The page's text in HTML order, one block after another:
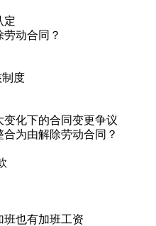
定
劳动合同？
制度
变化下的合同变更争议
合为由解除劳动合同？
班也有加班工资